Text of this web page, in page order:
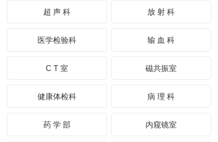
超 声 科 放 射 科
医学检验科 输 血 科
C T 室 磁共振室
健康体检科 病 理 科
药 学 部 内窥镜室